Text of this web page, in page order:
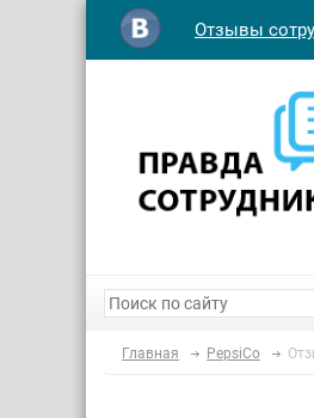
Отзывы
Главная PepsiCo